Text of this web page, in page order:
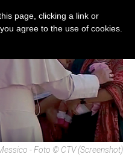
- Foto © CTV (Screenshot)
page, clicking a link or
agree to the use of cookies.